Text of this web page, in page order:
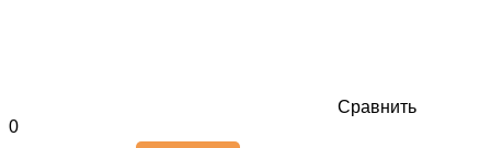
Сравнить
0